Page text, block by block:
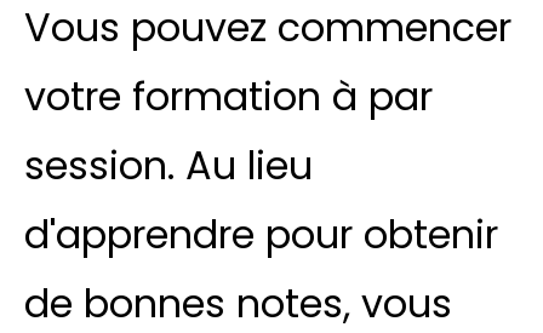
Vous pouvez commencer
votre formation à par
session. Au lieu
d'apprendre pour obtenir
de bonnes notes, vous